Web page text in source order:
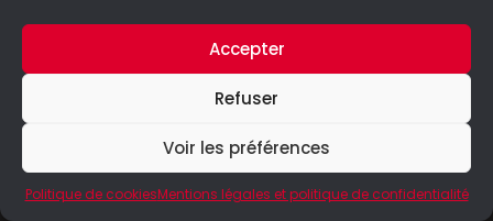
Accepter
Refuser
Voir les préférences
Politique de cookiesMentions légales et politique de confidentialité
© Le Geek Paresseux –Mentions légales & Politique de